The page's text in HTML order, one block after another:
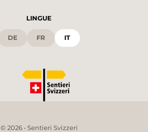
LINGUE
DE FR IT
© 2026 • Sentieri Svizzeri